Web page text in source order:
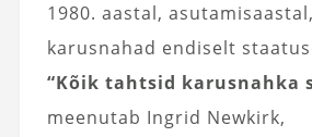
1980. aastal,
karusnahad endiselt
“Kõik tahtsid karusnahka
meenutab Ingrid Newkirk,